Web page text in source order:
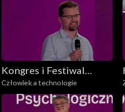
Re_Mind
Kongres i Festiwal
Psychologiczny
Re_Mind
Człowiek a technologie